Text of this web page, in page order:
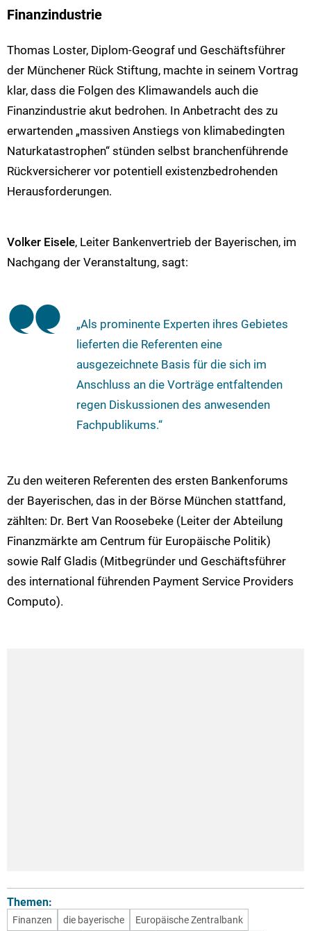
Finanzindustrie
Thomas Loster, Diplom-Geograf und Geschäftsführer
der Münchener Rück Stiftung, machte in seinem Vortrag
klar, dass die Folgen des Klimawandels auch die
Finanzindustrie akut bedrohen. In Anbetracht des zu
erwartenden „massiven Anstiegs von klimabedingten
Naturkatastrophen“ stünden selbst branchenführende
Rückversicherer vor potentiell existenzbedrohenden
Herausforderungen.
Volker Eisele, Leiter Bankenvertrieb der Bayerischen, im
Nachgang der Veranstaltung, sagt:
„Als prominente Experten ihres Gebietes
lieferten die Referenten eine
ausgezeichnete Basis für die sich im
Anschluss an die Vorträge entfaltenden
regen Diskussionen des anwesenden
Fachpublikums.“
Zu den weiteren Referenten des ersten Bankenforums
der Bayerischen, das in der Börse München stattfand,
zählten: Dr. Bert Van Roosebeke (Leiter der Abteilung
Finanzmärkte am Centrum für Europäische Politik)
sowie Ralf Gladis (Mitbegründer und Geschäftsführer
des international führenden Payment Service Providers
Computo).
Themen:
Finanzen die bayerische
Europäische Zentralbank